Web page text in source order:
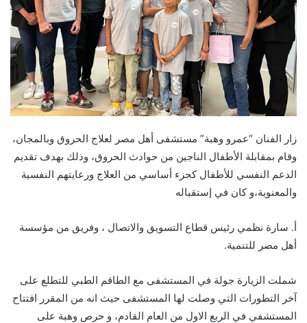
زار الفنان “عمرو وهبة” مستشفى أهل مصر لعلاج الحروق وبالمجان،
وقام بمقابلة الأطفال الناجين من حوادث الحروق، وذلك بهدف تقديم
الدعم النفسي للأطفال كجزء أساسي من العلاج ورعايتهم النفسية
والمعنوية،و كان في إستقباله
أ. سارة نظمي رئيس قطاع التسويق والاتصال ، وفريق من مؤسسة
أهل مصر للتنمية.
شملت الزيارة جولة في المستشفى مع الطاقم الطبي للتطلع على
آخر التطورات التي وصلت لها المستشفى حيث انه من المقرر افتتاح
المستشفي في الربع الاول من العام القادم، و حرص وهبة على